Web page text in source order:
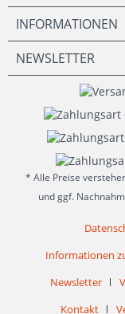
INFORMATIONEN
NEWSLETTER
* Alle Preise
und ggf.
Informationen
Newsletter
Kontakt